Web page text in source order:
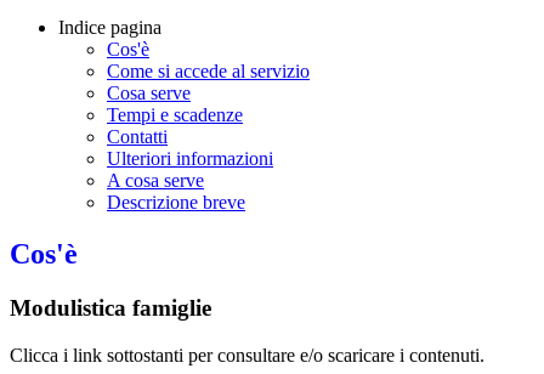
Indice pagina
Cos'è
Come si accede al servizio
Cosa serve
Tempi e scadenze
Contatti
Ulteriori informazioni
A cosa serve
Descrizione breve
Cos'è
Modulistica famiglie
Clicca i link sottostanti per consultare e/o scaricare i contenuti.